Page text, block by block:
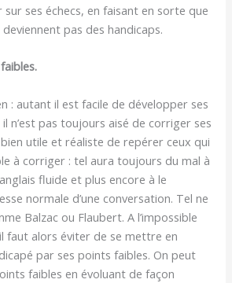
ses échecs, en faisant en sorte que
pas des handicaps.
: autant il est facile de développer ses
n’est pas toujours aisé de corriger ses
utile et réaliste de repérer ceux qui
à corriger : tel aura toujours du mal à
fluide et plus encore à le
normale d’une conversation. Tel ne
Balzac ou Flaubert. A l’impossible
faut alors éviter de se mettre en
par ses points faibles. On peut
faibles en évoluant de façon